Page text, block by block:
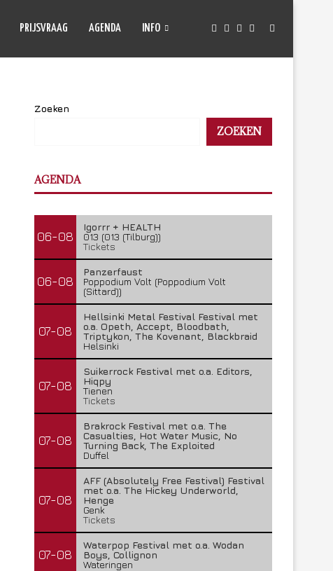
PRIJSVRAAG AGENDA INFO
Zoeken
ZOEKEN
AGENDA
06-08
Igorrr + HEALTH
013 (013 (Tilburg))
Tickets
06-08
Panzerfaust
Poppodium Volt (Poppodium Volt
(Sittard))
07-08
Hellsinki Metal Festival Festival met
o.a. Opeth, Accept, Bloodbath,
Triptykon, The Kovenant, Blackbraid
Helsinki
07-08
Suikerrock Festival met o.a. Editors,
Hiqpy
Tienen
Tickets
07-08
Brakrock Festival met o.a. The
Casualties, Hot Water Music, No
Turning Back, The Exploited
Duffel
07-08
AFF (Absolutely Free Festival) Festival
met o.a. The Hickey Underworld,
Henge
Genk
Tickets
07-08
Waterpop Festival met o.a. Wodan
Boys, Collignon
Wateringen